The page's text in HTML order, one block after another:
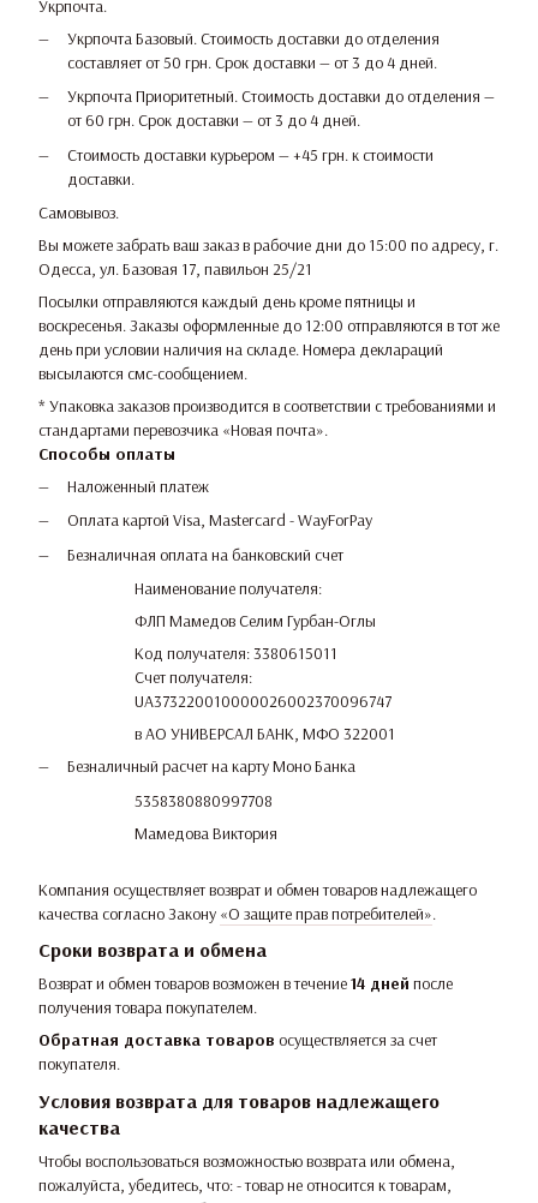
Укрпочта.
Укрпочта Базовый. Стоимость доставки до отделения
составляет от 50 грн. Срок доставки — от 3 до 4 дней.
Укрпочта Приоритетный. Стоимость доставки до отделения —
от 60 грн. Срок доставки — от 3 до 4 дней.
Стоимость доставки курьером — +45 грн. к стоимости
доставки.
Самовывоз.
Вы можете забрать ваш заказ в рабочие дни до 15:00 по адресу, г.
Одесса, ул. Базовая 17, павильон 25/21
Посылки отправляются каждый день кроме пятницы и
воскресенья. Заказы оформленные до 12:00 отправляются в тот же
день при условии наличия на складе. Номера деклараций
высылаются смс-сообщением.
* Упаковка заказов производится в соответствии с требованиями и
стандартами перевозчика «Новая почта».
Способы оплаты
Наложенный платеж
Оплата картой Visa, Mastercard - WayForPay
Безналичная оплата на банковский счет
Наименование получателя:
ФЛП Мамедов Селим Гурбан-Оглы
Код получателя: 3380615011
Счет получателя:
UA373220010000026002370096747
в АО УНИВЕРСАЛ БАНК, МФО 322001
Безналичный расчет на карту Моно Банка
5358380880997708
Мамедова Виктория
Компания осуществляет возврат и обмен товаров надлежащего
качества согласно Закону «О защите прав потребителей».
Сроки возврата и обмена
Возврат и обмен товаров возможен в течение14 дней после
получения товара покупателем.
Обратная доставка товаров осуществляется за счет
покупателя.
Условия возврата для товаров надлежащего
качества
Чтобы воспользоваться возможностью возврата или обмена,
пожалуйста, убедитесь, что: - товар не относится к товарам,